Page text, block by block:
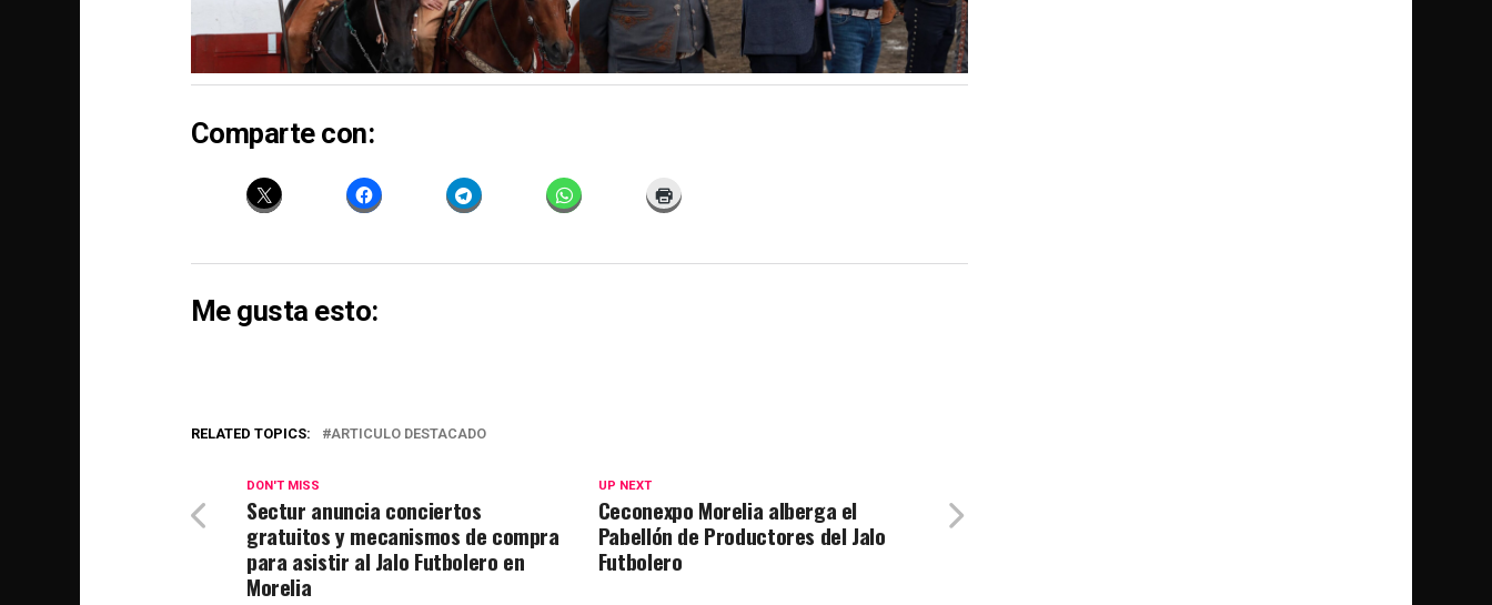
Comparte con:
Me gusta esto:
RELATED TOPICS: ARTICULO DESTACADO
UP NEXT
Ceconexpo Morelia alberga el
Pabellón de Productores del Jalo
Futbolero
DON'T MISS
Sectur anuncia conciertos
gratuitos y mecanismos de compra
para asistir al Jalo Futbolero en
Morelia